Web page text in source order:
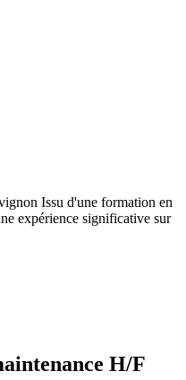
Issu d'une formation en
expérience significative sur
H/F